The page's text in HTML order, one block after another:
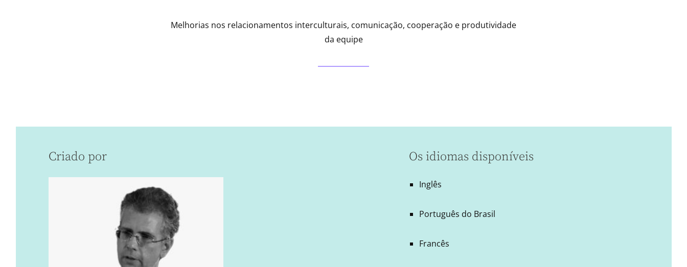
Melhorias nos relacionamentos interculturais, comunicação, cooperação e produtividade
da equipe
Criado por Os idiomas disponíveis
Inglês
Português do Brasil
Francês